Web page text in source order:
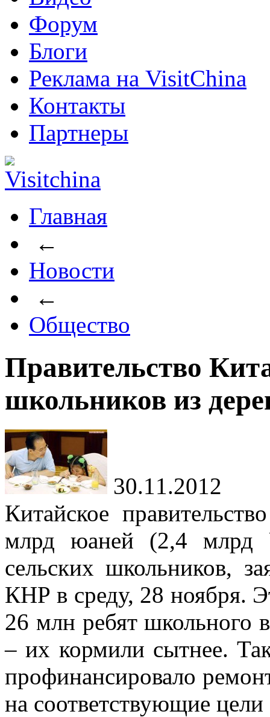
Форум
Блоги
Реклама на VisitChina
Контакты
Партнеры
Главная
←
Новости
←
Общество
Правительство
школьников из
30.11.2012
Китайское
млрд юаней (2,4 млрд
сельских школьников,
КНР в среду, 28 ноября.
26 млн ребят школьного
– их кормили сытнее.
профинансировало
на соответствующие